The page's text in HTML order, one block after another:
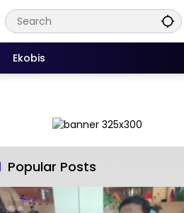
Ekobis
Popular Posts